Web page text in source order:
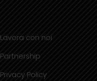
Lavora con noi
Partnership
Privacy Policy